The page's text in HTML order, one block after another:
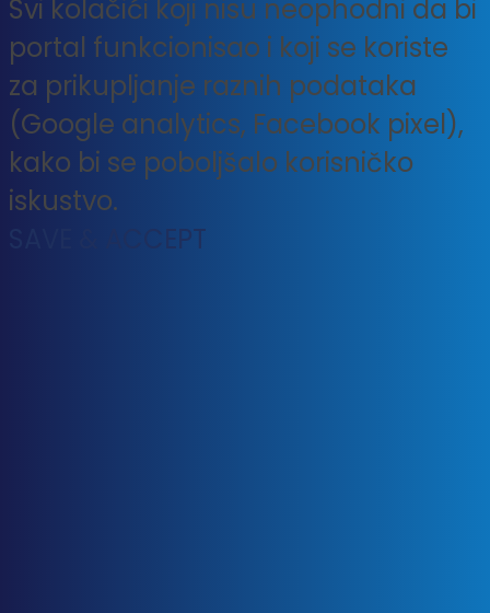
Svi kolačići koji nisu neophodni da bi
portal funkcionisao i koji se koriste
za prikupljanje raznih podataka
(Google analytics, Facebook pixel),
kako bi se poboljšalo korisničko
iskustvo.
SAVE & ACCEPT